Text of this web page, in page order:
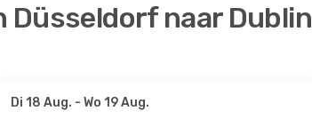
Düsseldorf naar Dublin
Di 18 Aug. - Wo 19 Aug.